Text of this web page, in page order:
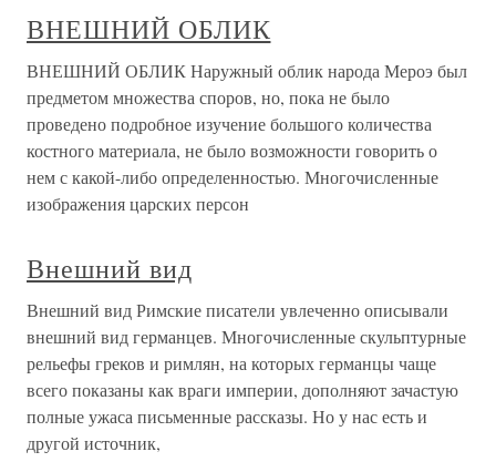
ВНЕШНИЙ ОБЛИК
ВНЕШНИЙ ОБЛИК Наружный облик народа Мероэ был
предметом множества споров, но, пока не было
проведено подробное изучение большого количества
костного материала, не было возможности говорить о
нем с какой-либо определенностью. Многочисленные
изображения царских персон
Внешний вид
Внешний вид Римские писатели увлеченно описывали
внешний вид германцев. Многочисленные скульптурные
рельефы греков и римлян, на которых германцы чаще
всего показаны как враги империи, дополняют зачастую
полные ужаса письменные рассказы. Но у нас есть и
другой источник,